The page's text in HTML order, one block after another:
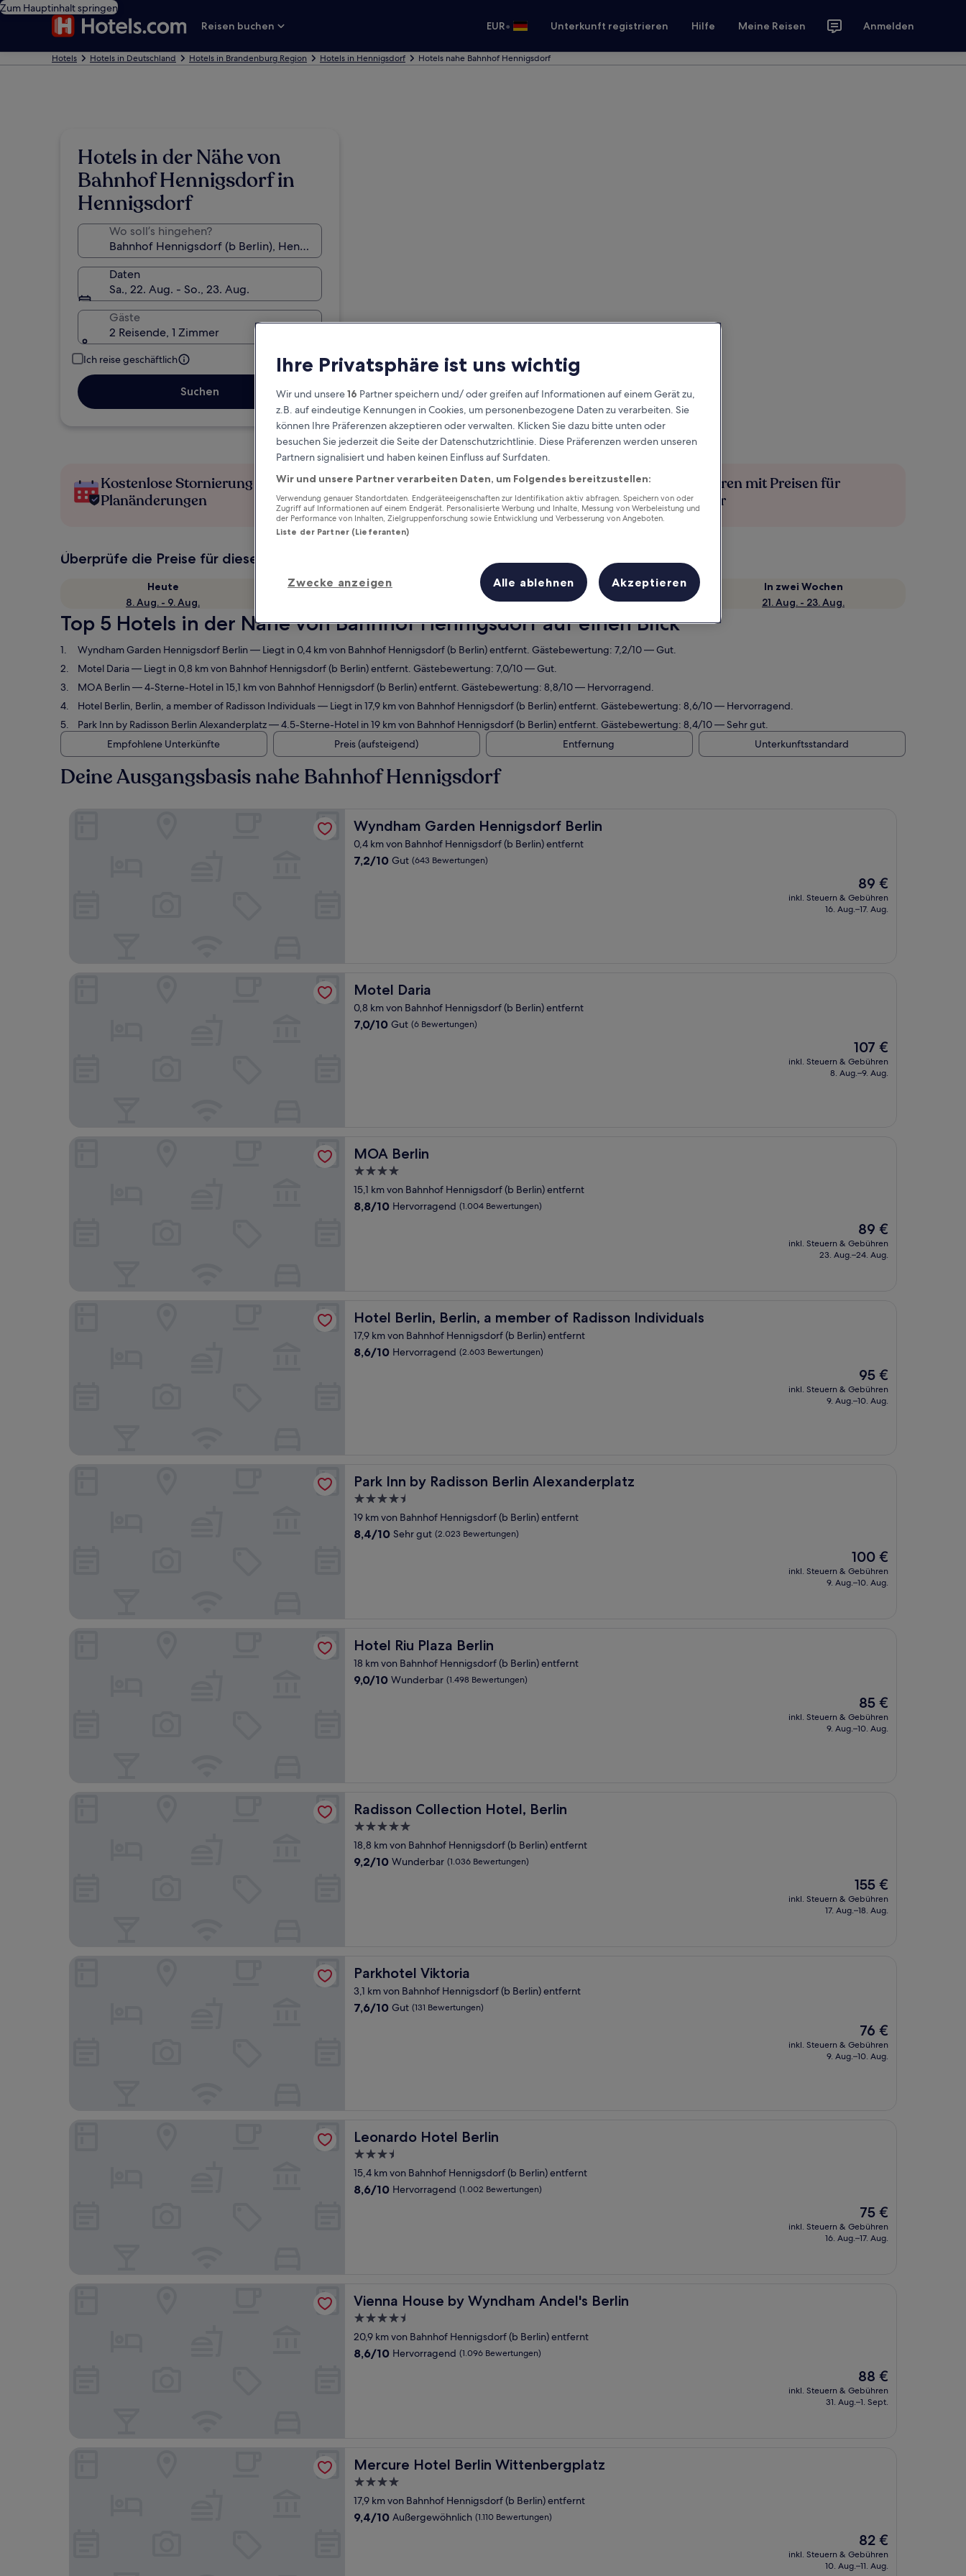
Zum Hauptinhalt springen
Reisen buchen
EUR• Unterkunft registrieren Hilfe Meine Reisen Anmelden
Hotels Hotels in Deutschland Hotels in Brandenburg Region Hotels in Hennigsdorf Hotels nahe Bahnhof Hennigsdorf
Hotels in der Nähe von
Bahnhof Hennigsdorf in
Hennigsdorf
Wo soll’s hingehen?
Daten
Sa., 22. Aug. - So., 23. Aug.
Gäste
2 Reisende, 1 Zimmer
Ich reise geschäftlich
Suchen
Kostenlose Stornierung bei
Planänderungen
Verdiene Prämien für jede
wahrgenommene Übernachtung
Mehr sparen mit Preisen für
Mitglieder
Überprüfe die Preise für diese Daten
Heute
8. Aug. - 9. Aug.
Morgen
Nächstes Wochenende
14. Aug. - 16. Aug.
In zwei Wochen
21. Aug. - 23. Aug.
Top 5 Hotels in der Nähe von Bahnhof Hennigsdorf auf einen Blick
Wyndham Garden Hennigsdorf Berlin— Liegt in 0,4 km von Bahnhof Hennigsdorf (b Berlin) entfernt. Gästebewertung: 7,2/10 — Gut.
Motel Daria— Liegt in 0,8 km von Bahnhof Hennigsdorf (b Berlin) entfernt. Gästebewertung: 7,0/10 — Gut.
MOA Berlin— 4-Sterne-Hotel in 15,1 km von Bahnhof Hennigsdorf (b Berlin) entfernt. Gästebewertung: 8,8/10 — Hervorragend.
Hotel Berlin, Berlin, a member of Radisson Individuals— Liegt in 17,9 km von Bahnhof Hennigsdorf (b Berlin) entfernt. Gästebewertung: 8,6/10 — Hervorragend.
Park Inn by Radisson Berlin Alexanderplatz— 4.5-Sterne-Hotel in 19 km von Bahnhof Hennigsdorf (b Berlin) entfernt. Gästebewertung: 8,4/10 — Sehr gut.
Empfohlene Unterkünfte
Preis (aufsteigend) Entfernung Unterkunftsstandard
Deine Ausgangsbasis nahe Bahnhof Hennigsdorf
Wyndham Garden Hennigsdorf Berlin
Wyndham Garden Hennigsdorf Berlin
0,4 km von Bahnhof Hennigsdorf (b Berlin) entfernt
7.2
7,2/10 Gut (643 Bewertungen)
Der
Preis
beträgt
89 €
inkl. Steuern & Gebühren
16. Aug.–17. Aug.
Motel Daria
Motel Daria
0,8 km von Bahnhof Hennigsdorf (b Berlin) entfernt
7.0
7,0/10 Gut (6 Bewertungen)
Der
Preis
beträgt
107 €
inkl. Steuern & Gebühren
8. Aug.–9. Aug.
MOA Berlin
MOA Berlin
4.0-
Sterne-
Unterkunft
15,1 km von Bahnhof Hennigsdorf (b Berlin) entfernt
8.8
8,8/10 Hervorragend (1.004 Bewertungen)
Der
Preis
beträgt
89 €
inkl. Steuern & Gebühren
23. Aug.–24. Aug.
Hotel Berlin, Berlin, a member of Radisson Individuals
Hotel Berlin, Berlin, a member of Radisson Individuals
17,9 km von Bahnhof Hennigsdorf (b Berlin) entfernt
8.6
8,6/10 Hervorragend (2.603 Bewertungen)
Der
Preis
beträgt
95 €
inkl. Steuern & Gebühren
9. Aug.–10. Aug.
Hotel Berlin, Berlin, a member of Radisson Individuals
Park Inn by Radisson Berlin Alexanderplatz
Park Inn by Radisson Berlin Alexanderplatz
4.5-
Sterne-
Unterkunft
19 km von Bahnhof Hennigsdorf (b Berlin) entfernt
8.4
8,4/10 Sehr gut (2.023 Bewertungen)
Der
Preis
beträgt
100 €
inkl. Steuern & Gebühren
9. Aug.–10. Aug.
Hotel Riu Plaza Berlin
Hotel Riu Plaza Berlin
18 km von Bahnhof Hennigsdorf (b Berlin) entfernt
9.0
9,0/10 Wunderbar (1.498 Bewertungen)
Der
Preis
beträgt
85 €
inkl. Steuern & Gebühren
9. Aug.–10. Aug.
Radisson Collection Hotel, Berlin
Radisson Collection Hotel, Berlin
5.0-
Sterne-
Unterkunft
18,8 km von Bahnhof Hennigsdorf (b Berlin) entfernt
9.2
9,2/10 Wunderbar (1.036 Bewertungen)
Der
Preis
beträgt
155 €
inkl. Steuern & Gebühren
17. Aug.–18. Aug.
Parkhotel Viktoria
Parkhotel Viktoria
3,1 km von Bahnhof Hennigsdorf (b Berlin) entfernt
7.6
7,6/10 Gut (131 Bewertungen)
Der
Preis
beträgt
76 €
inkl. Steuern & Gebühren
9. Aug.–10. Aug.
Leonardo Hotel Berlin
Leonardo Hotel Berlin
3.5-
Sterne-
Unterkunft
15,4 km von Bahnhof Hennigsdorf (b Berlin) entfernt
8.6
8,6/10 Hervorragend (1.002 Bewertungen)
Der
Preis
beträgt
75 €
inkl. Steuern & Gebühren
16. Aug.–17. Aug.
Vienna House by Wyndham Andel's Berlin
Vienna House by Wyndham Andel's Berlin
4.5-
Sterne-
Unterkunft
20,9 km von Bahnhof Hennigsdorf (b Berlin) entfernt
8.6
8,6/10 Hervorragend (1.096 Bewertungen)
Der
Preis
beträgt
88 €
inkl. Steuern & Gebühren
31. Aug.–1. Sept.
Mercure Hotel Berlin Wittenbergplatz
Mercure Hotel Berlin Wittenbergplatz
4.0-
Sterne-
Unterkunft
17,9 km von Bahnhof Hennigsdorf (b Berlin) entfernt
9.4
9,4/10 Außergewöhnlich (1.110 Bewertungen)
Der
Preis
beträgt
82 €
inkl. Steuern & Gebühren
10. Aug.–11. Aug.
Ihre Privatsphäre ist uns wichtig
Wir und unsere16 Partner speichern und/ oder greifen auf Informationen auf einem Gerät zu,
z.B. auf eindeutige Kennungen in Cookies, um personenbezogene Daten zu verarbeiten. Sie
können Ihre Präferenzen akzeptieren oder verwalten. Klicken Sie dazu bitte unten oder
besuchen Sie jederzeit die Seite der Datenschutzrichtlinie. Diese Präferenzen werden unseren
Partnern signalisiert und haben keinen Einfluss auf Surfdaten.
Wir und unsere Partner verarbeiten Daten, um Folgendes bereitzustellen:
Verwendung genauer Standortdaten. Endgeräteeigenschaften zur Identifikation aktiv abfragen. Speichern von oder
Zugriff auf Informationen auf einem Endgerät. Personalisierte Werbung und Inhalte, Messung von Werbeleistung und
der Performance von Inhalten, Zielgruppenforschung sowie Entwicklung und Verbesserung von Angeboten.
Liste der Partner (Lieferanten)
Zwecke anzeigen Alle ablehnen Akzeptieren